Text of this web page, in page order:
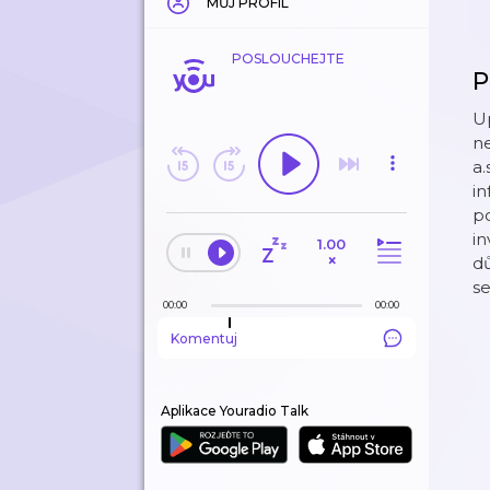
POSLOUCHEJTE
1.00
×
00:00 00:00
Komentuj
Aplikace Youradio Talk